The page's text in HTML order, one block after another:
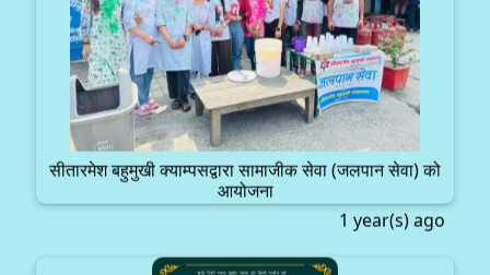
सीतारमेश बहुमुखी क्याम्पसद्वारा सामाजीक सेवा (जलपान सेवा) को
आयोजना
1 year(s) ago